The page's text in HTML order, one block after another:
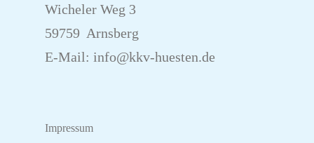
Wicheler Weg 3
59759 Arnsberg
E-Mail: info@kkv-huesten.de
Impressum